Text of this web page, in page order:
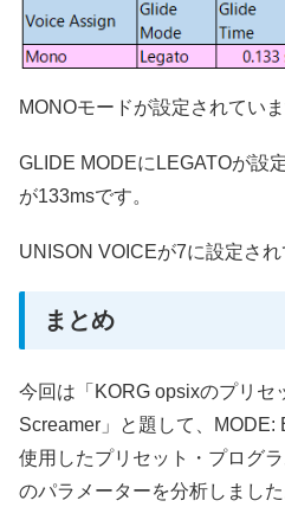
MONOモードが設定されていま
GLIDE MODEにLEGATOが設
が133msです。
UNISON VOICEが7に設定され
まとめ
今回は「KORG opsixのプリセ
Screamer」と題して、
使用したプリセット・プログ
のパラメーターを分析しました